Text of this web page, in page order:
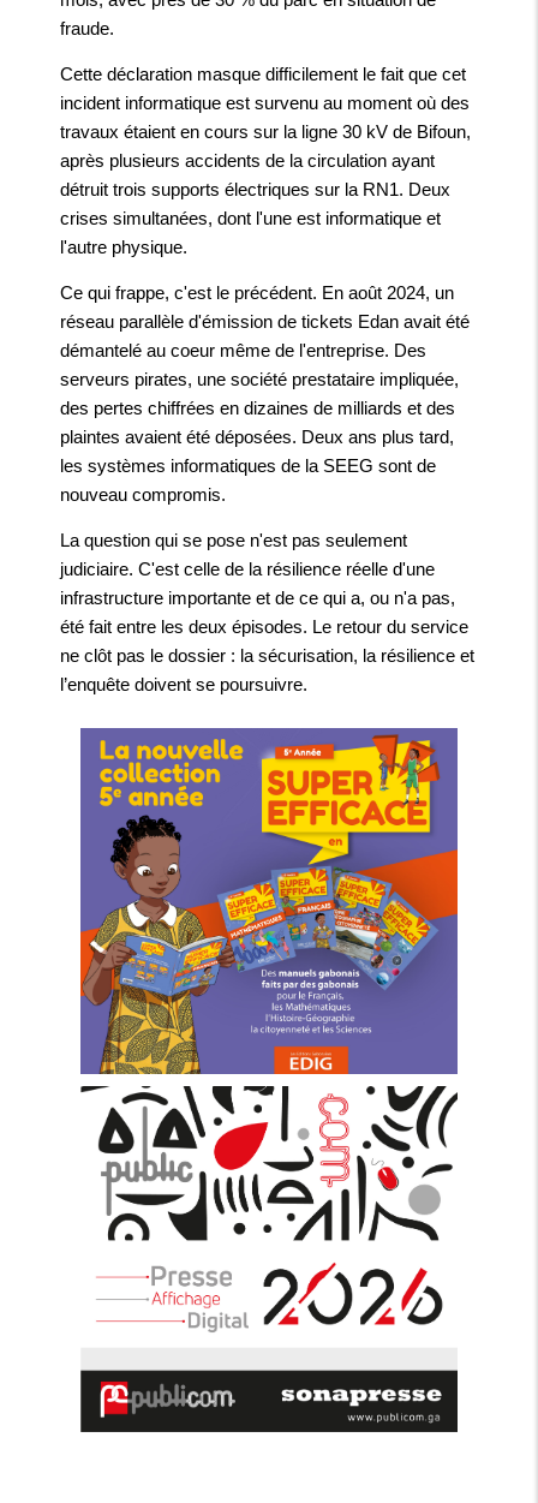
fraude.
Cette déclaration masque difficilement le fait que cet
incident informatique est survenu au moment où des
travaux étaient en cours sur la ligne 30 kV de Bifoun,
après plusieurs accidents de la circulation ayant
détruit trois supports électriques sur la RN1. Deux
crises simultanées, dont l'une est informatique et
l'autre physique.
Ce qui frappe, c'est le précédent. En août 2024, un
réseau parallèle d'émission de tickets Edan avait été
démantelé au coeur même de l'entreprise. Des
serveurs pirates, une société prestataire impliquée,
des pertes chiffrées en dizaines de milliards et des
plaintes avaient été déposées. Deux ans plus tard,
les systèmes informatiques de la SEEG sont de
nouveau compromis.
La question qui se pose n'est pas seulement
judiciaire. C'est celle de la résilience réelle d'une
infrastructure importante et de ce qui a, ou n'a pas,
été fait entre les deux épisodes. Le retour du service
ne clôt pas le dossier : la sécurisation, la résilience et
l’enquête doivent se poursuivre.